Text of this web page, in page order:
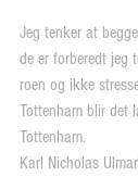
Jeg tenker at
de er forberedt jeg
roen og ikke
Tottenham blir det
Tottenham.
Karl Nicholas